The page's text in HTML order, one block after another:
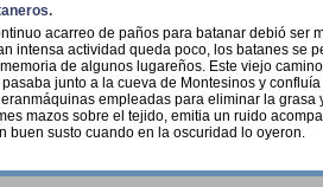
acarreo de paños para batanar debió ser
intensa actividad queda poco, los batanes se
de algunos lugareños. Este viejo
junto a la cueva de Montesinos y
empleadas para eliminar la
mazos sobre el tejido, emitia un ruido
buen susto cuando en la oscuridad lo oyeron.